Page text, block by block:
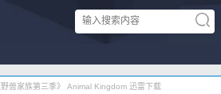
兽家族第三季》 Animal Kingdom 迅雷下载